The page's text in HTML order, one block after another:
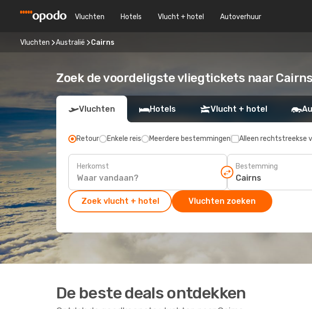
Vluchten Hotels Vlucht + hotel Autoverhuur
Vluchten Australië Cairns
Zoek de voordeligste vliegtickets naar Cairns
Vluchten Hotels Vlucht + hotel
Retour Enkele reis Meerdere bestemmingen Alleen rechtstreekse
Herkomst Bestemming
Zoek vlucht + hotel Vluchten zoeken
De beste deals ontdekken